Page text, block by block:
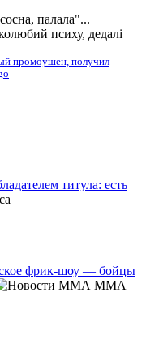
палала"...
психу, дедалі
промоушен, получил
титула: есть
фрик-шоу — бойцы
MMA